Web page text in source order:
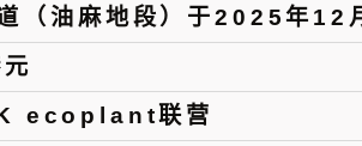
（油麻地段）于2025年12
ecoplant联营